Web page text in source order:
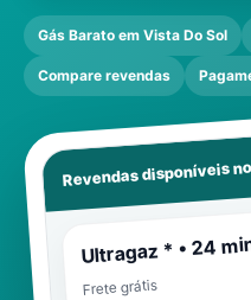
Gás Barato em Vista Do Sol
Compare revendas
Revendas disponíveis
Ultragaz * • 24
Frete grátis